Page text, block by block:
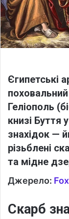
Єгипетські
Геліополь
книзі Буття
знахідок —
різьблені
та мідне
Джерело:
Скарб